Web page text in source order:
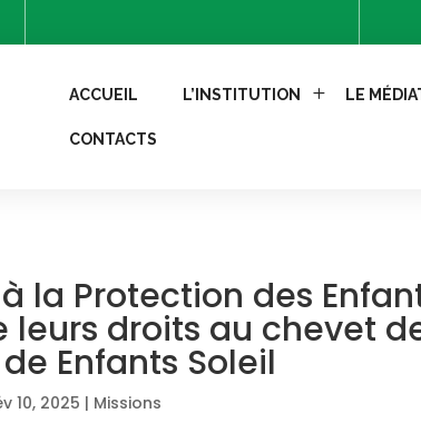
Control-Allow-Methods: GET, POST');
ACCUEIL L’INSTITUTION LE
CONTACTS
la Protection des
leurs droits au chevet
Enfants Soleil
10, 2025 | Missions